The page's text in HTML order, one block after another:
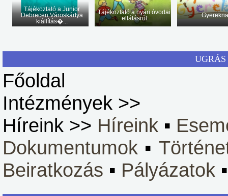
Tájékoztató a Junior
Debrecen Városkártya
kiállítás�...
Tájékoztató a nyári óvodai
ellátásról
Főoldal
Intézmények >>
Híreink >> Híreink ▪
Dokumentumok ▪
Beiratkozás ▪ Pályázatok